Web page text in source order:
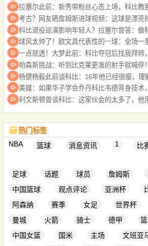
拉塞尔此前：新秀带粉丝心态上场，科比教
考古？网友晒詹姆斯进球视频：这球是漂亮
科比退役巡演影响年轻人？拉塞尔曾答：做
球风太帅了！欧文具代表性的一球：全场一
一点就透！大梦此前：科比夺冠后找我拜师
帕森斯挑战：听到比克莱更准的射手就喊停！
杨健杨毅此前谈科比：16年他已经很瘦，理
美媒：如果华子学会乔丹科比韦德背身技术
利文斯顿曾谈科比：这家伙会的太多了，他
热门标签
NBA
篮球 消息资讯 1 比
足球
话题 球员 詹姆斯
中国篮球
观点评论 亚洲杯
阿森纳
赛季 女足 世界杯
曼城
火箭 骑士 德甲
中国女篮
国米 主场 文班亚